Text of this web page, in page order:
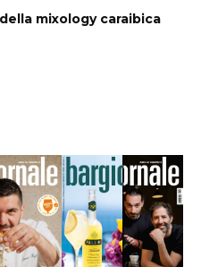
mixology caraibica